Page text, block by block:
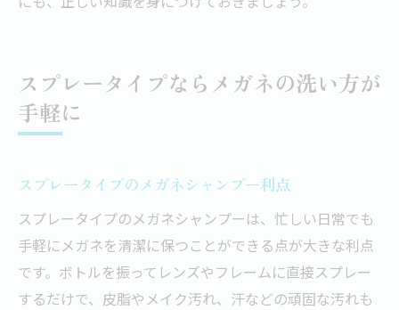
スプレータイプならメガネの洗い方が
手軽に
スプレータイプのメガネシャンプー利点
スプレータイプのメガネシャンプーは、忙しい日常でも
手軽にメガネを清潔に保つことができる点が大きな利点
です。ボトルを振ってレンズやフレームに直接スプレー
するだけで、皮脂やメイク汚れ、汗などの頑固な汚れも